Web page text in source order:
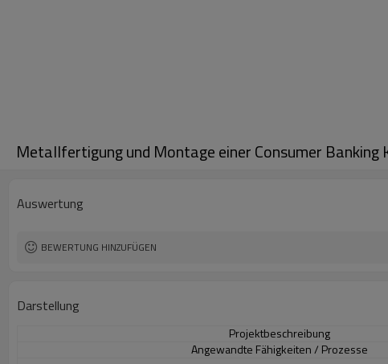
Metallfertigung und Montage einer Consumer Banking
Auswertung
BEWERTUNG HINZUFÜGEN
Darstellung
Projektbeschreibung
Angewandte Fähigkeiten / Prozesse